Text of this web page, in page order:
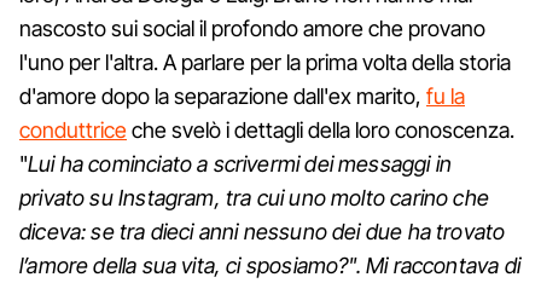
nascosto sui social il profondo amore che provano
l'uno per l'altra. A parlare per la prima volta della storia
d'amore dopo la separazione dall'ex marito, fu la
conduttriceche svelò i dettagli della loro conoscenza.
"Lui ha cominciato a scrivermi dei messaggi in
privato su Instagram, tra cui uno molto carino che
diceva: se tra dieci anni nessuno dei due ha trovato
l’amore della sua vita, ci sposiamo?". Mi raccontava di